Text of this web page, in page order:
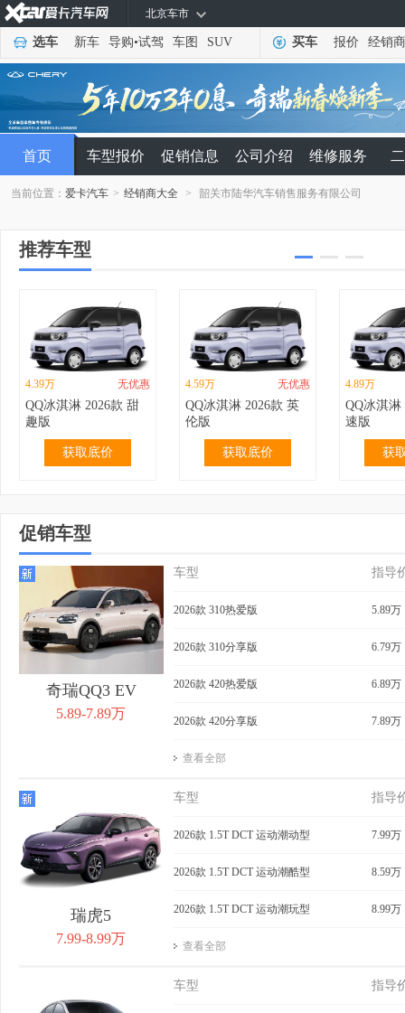
北京车市
选车 新车 导购•试驾 车图 SUV 买车 报价 经销商
首页 车型报价 促销信息 公司介绍 维修服务
当前位置：爱卡汽车 > 经销商大全 > 韶关市陆华汽车销售服务有限公司
推荐车型
4.39万 无优惠
QQ冰淇淋 2026款 甜
趣版
获取底价
4.59万 无优惠
QQ冰淇淋 2026款 英
伦版
获取底价
4.89万
QQ冰淇淋
速版
获
2.99万
QQ冰淇淋 2024款 青
春版 120km 奶昔
获取底价
3.19万
春版 120km 香草
获取底价
3.69万
155km 圣
获
QQ冰淇淋 2024款 青
春版 205km 奶昔
获取底价
4.39万
205km 元气版
获取底价
QQ冰淇
205km 元
获
促销车型
奇瑞QQ3 EV
5.89-7.89万
车型 指导
2026款 310热爱版 5.89万
2026款 310分享版 6.79万
2026款 420热爱版 6.89万
2026款 420分享版 7.89万
查看全部
瑞虎5
7.99-8.99万
车型 指导
2026款 1.5T DCT 运动潮动型 7.99万
2026款 1.5T DCT 运动潮酷型 8.59万
2026款 1.5T DCT 运动潮玩型 8.99万
查看全部
车型 指导